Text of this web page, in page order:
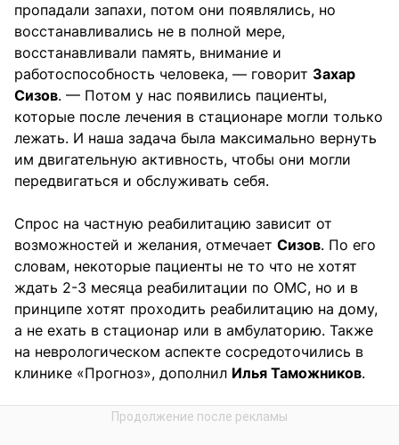
пропадали запахи, потом они появлялись, но
восстанавливались не в полной мере,
восстанавливали память, внимание и
работоспособность человека, — говорит Захар
Сизов. — Потом у нас появились пациенты,
которые после лечения в стационаре могли только
лежать. И наша задача была максимально вернуть
им двигательную активность, чтобы они могли
передвигаться и обслуживать себя.
Спрос на частную реабилитацию зависит от
возможностей и желания, отмечает Сизов. По его
словам, некоторые пациенты не то что не хотят
ждать 2-3 месяца реабилитации по ОМС, но и в
принципе хотят проходить реабилитацию на дому,
а не ехать в стационар или в амбулаторию. Также
на неврологическом аспекте сосредоточились в
клинике «Прогноз», дополнил Илья Таможников.